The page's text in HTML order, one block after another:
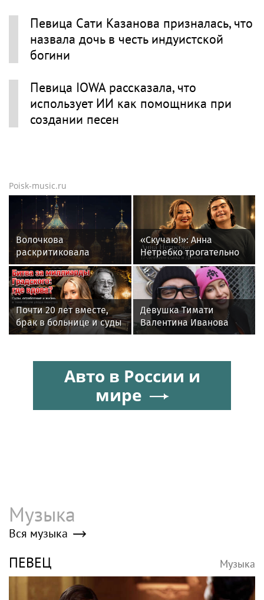
Певица Сати Казанова призналась, что
назвала дочь в честь индуистской
богини
Певица IOWA рассказала, что
использует ИИ как помощника при
создании песен
Poisk-music.ru
Волочкова
раскритиковала
концерт Билана в
Москве за плохую
организацию
«Скучаю!»: Анна
Нетребко трогательно
отреагировала на
отъезд 17-летнего сына
в Данию
Почти 20 лет вместе,
брак в больнице и суды
за миллиард: как
Александра Градского
Девушка Тимати
Валентина Иванова
снялась с годовалой
фотосессии
Авто в России и
мире
Музыка
Вся музыка
ПЕВЕЦ Музыка